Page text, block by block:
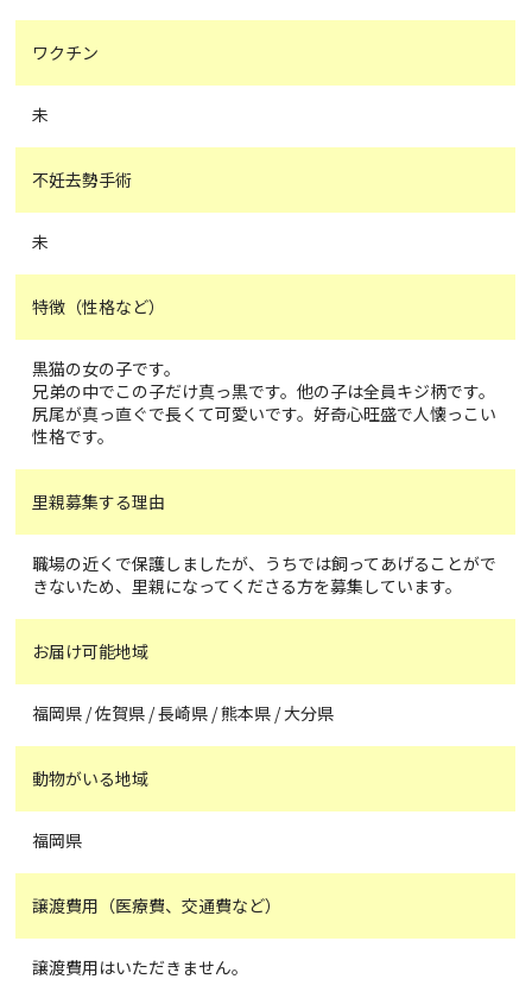
ワクチン
未
不妊去勢手術
未
特徴（性格など）
黒猫の女の子です。
兄弟の中でこの子だけ真っ黒です。他の子は全員キジ柄です。
尻尾が真っ直ぐで長くて可愛いです。好奇心旺盛で人懐っこい
性格です。
里親募集する理由
職場の近くで保護しましたが、うちでは飼ってあげることがで
きないため、里親になってくださる方を募集しています。
お届け可能地域
福岡県 / 佐賀県 / 長崎県 / 熊本県 / 大分県
動物がいる地域
福岡県
譲渡費用（医療費、交通費など）
譲渡費用はいただきません。